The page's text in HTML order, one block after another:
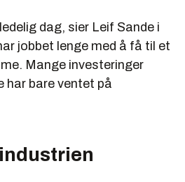
dag, sier Leif Sande i
jobbet lenge med å få til et
Mange investeringer
har bare ventet på